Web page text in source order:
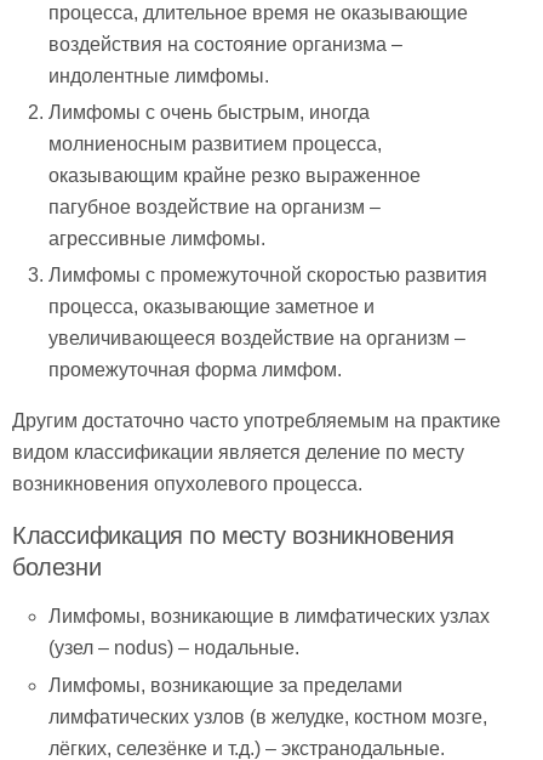
процесса, длительное время не оказывающие
воздействия на состояние организма –
индолентные лимфомы.
Лимфомы с очень быстрым, иногда
молниеносным развитием процесса,
оказывающим крайне резко выраженное
пагубное воздействие на организм –
агрессивные лимфомы.
Лимфомы с промежуточной скоростью развития
процесса, оказывающие заметное и
увеличивающееся воздействие на организм –
промежуточная форма лимфом.
Другим достаточно часто употребляемым на практике
видом классификации является деление по месту
возникновения опухолевого процесса.
Классификация по месту возникновения
болезни
Лимфомы, возникающие в лимфатических узлах
(узел – nodus) – нодальные.
Лимфомы, возникающие за пределами
лимфатических узлов (в желудке, костном мозге,
лёгких, селезёнке и т.д.) – экстранодальные.